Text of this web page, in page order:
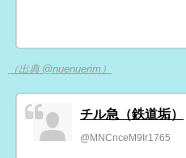
（出典 @nuenuerim）
チル急（鉄道垢）
@MNCnceM9Ir1765